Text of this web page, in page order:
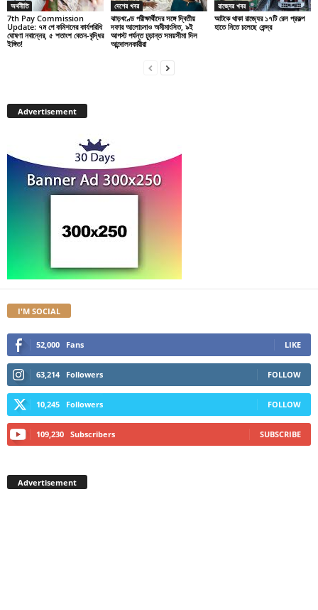
অর্থনীতি
7th Pay Commission
Update: ৭ম পে কমিশনের কার্যপরিধি
ঘোষণা নবান্নের, ৫ শতাংশ বেতন-বৃদ্ধির
ইঙ্গিত!
দেশের খবর
ঝাড়খণ্ডে পরীক্ষার্থীদের সঙ্গে দ্বিতীয়
দফার আলোচনাও অমীমাংসিত, ৯ই
আগস্ট পর্যন্ত চূড়ান্ত সময়সীমা দিল
আন্দোলনকারীরা
রাজ্যের খবর
আটকে থাকা রাজ্যের ১৭টি রেল প্রকল্প
হাতে নিতে চলেছে কেন্দ্র
Advertisement
I'M SOCIAL
52,000 Fans LIKE
63,214 Followers FOLLOW
10,245 Followers FOLLOW
109,230 Subscribers SUBSCRIBE
Advertisement